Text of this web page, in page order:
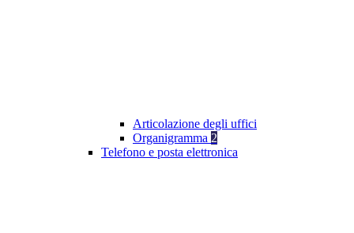
Articolazione degli uffici
Organigramma 2
Telefono e posta elettronica